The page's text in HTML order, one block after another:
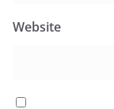
Website